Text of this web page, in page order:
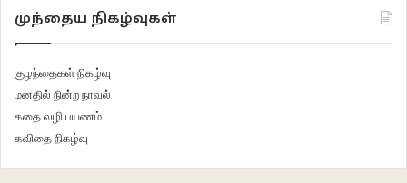
முந்தைய நிகழ்வுகள்
குழந்தைகள் நிகழ்வு
மனதில் நின்ற நாவல்
கதை வழி பயணம்
கவிதை நிகழ்வு